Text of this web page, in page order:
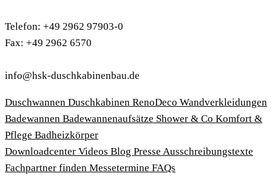
Telefon: +49 2962 97903-0
Fax: +49 2962 6570
info@hsk-duschkabinenbau.de
Duschwannen Duschkabinen RenoDeco Wandverkleidungen
Badewannen Badewannenaufsätze Shower & Co Komfort &
Pflege Badheizkörper
Download­center Videos Blog Presse Ausschreibungstexte
Fachpartner finden Messetermine FAQs